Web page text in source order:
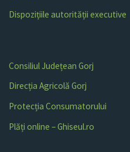
Dispozițiile autorității executive
Consiliul Județean Gorj
Direcția Agricolă Gorj
Protecția Consumatorului
Plăți online – Ghiseul.ro